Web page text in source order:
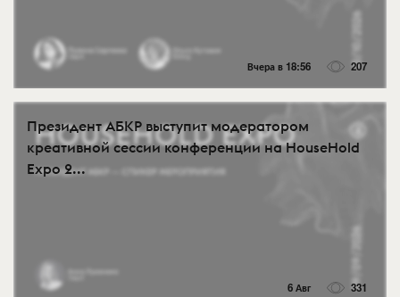
Вчера в 18:56 207
Президент АБКР выступит модератором
креативной сессии конференции на HouseHold
Expo 2...
6 Авг 331